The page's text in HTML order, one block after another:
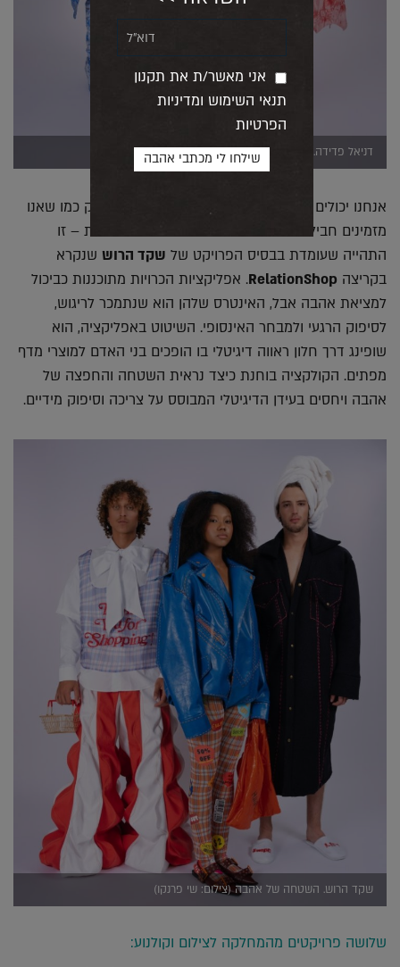
דניאל פדידה. בגדי פלאות (צילום: שי פרנקו)
אנחנו יכולים היום להזמין דייט בלחיצת כפתור, בדיוק כמו שאנו
מזמינים חבילה מאסוס או משלוח של סופר עד הבית – זו
התהייה שעומדת בבסיס הפרויקט של שקד הרוש שנקרא
בקריצה RelationShop. אפליקציות הכרויות מתוכננות כביכול
למציאת אהבה אבל, האינטרס שלהן הוא שנתמכר לריגוש,
לסיפוק הרגעי ולמבחר האינסופי. השיטוט באפליקציה, הוא
שופינג דרך חלון ראווה דיגיטלי בו הופכים בני האדם למוצרי מדף
מפתים. הקולקציה בוחנת כיצד נראית השטחה והחפצה של
אהבה ויחסים בעידן הדיגיטלי המבוסס על צריכה וסיפוק מידיים.
שקד הרוש. השטחה של אהבה (צילום: שי פרנקו)
שלושה פרויקטים מהמחלקה לצילום וקולנוע:
אני מאשר/ת את תקנון
תנאי השימוש ומדיניות
הפרטיות